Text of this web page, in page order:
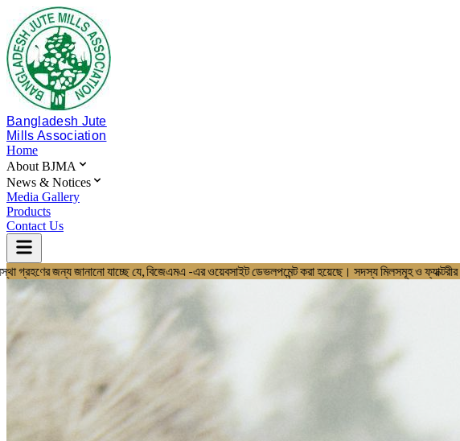
Bangladesh Jute
Mills Association
Home
About BJMA
News & Notices
Media Gallery
Products
Contact Us
Home
About BJMA
About Us
Board of Directors
Secretariat & Staff
Members List
News & Notices
News & Notices
Media Gallery
Products
ডেভলপমেন্ট করা হয়েছে। সদস্য মিলসমূহ ও ফ্যাক্টরীর হালনাগাদ তথ্যাদি বিজেএমএ